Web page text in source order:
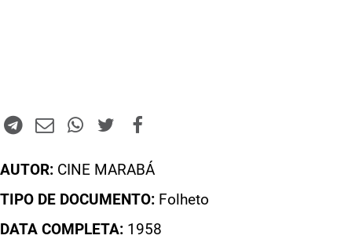
AUTOR: CINE MARABÁ
TIPO DE DOCUMENTO: Folheto
DATA COMPLETA: 1958